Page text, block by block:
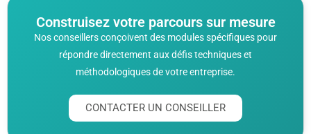
Construisez votre parcours sur mesure
Nos conseillers conçoivent des modules spécifiques pour
répondre directement aux défis techniques et
méthodologiques de votre entreprise.
CONTACTER UN CONSEILLER